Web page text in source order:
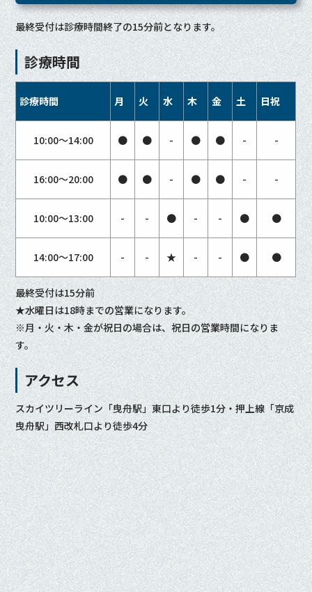
最終受付は診療時間終了の15分前となります。
診療時間
診療時間 月 火 水 木 金 土 日祝
10:00〜14:00 ● ● - ● ● - -
16:00〜20:00 ● ● - ● ● - -
10:00〜13:00 - - ● - - ● ●
14:00〜17:00 - - ★ - - ● ●
最終受付は15分前
★水曜日は18時までの営業になります。
※月・火・木・金が祝日の場合は、祝日の営業時間になりま
す。
アクセス
スカイツリーライン「曳舟駅」東口より徒歩1分・押上線「京成
曳舟駅」西改札口より徒歩4分